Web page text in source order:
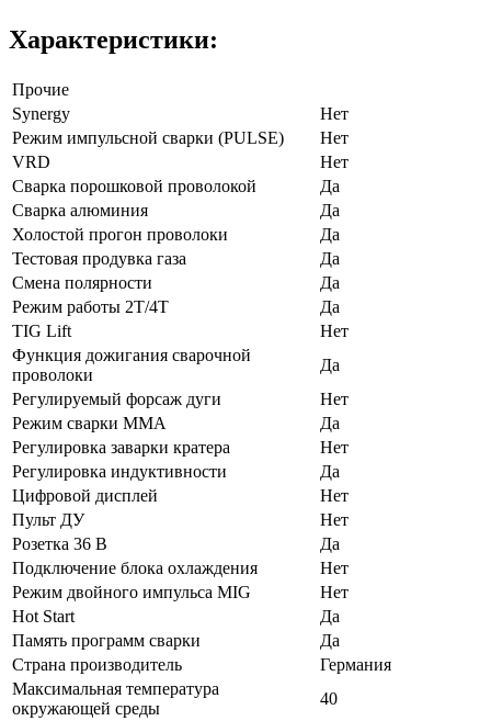
Характеристики:
Прочие
Synergy
Нет
Режим импульсной сварки (PULSE)
Нет
VRD
Нет
Сварка порошковой проволокой
Да
Сварка алюминия
Да
Холостой прогон проволоки
Да
Тестовая продувка газа
Да
Смена полярности
Да
Режим работы 2Т/4Т
Да
TIG Lift
Нет
Функция дожигания сварочной
проволоки
Да
Регулируемый форсаж дуги
Нет
Режим сварки ММА
Да
Регулировка заварки кратера
Нет
Регулировка индуктивности
Да
Цифровой дисплей
Нет
Пульт ДУ
Нет
Розетка 36 В
Да
Подключение блока охлаждения
Нет
Режим двойного импульса MIG
Нет
Hot Start
Да
Память программ сварки
Да
Страна производитель
Германия
Максимальная температура
окружающей среды
40